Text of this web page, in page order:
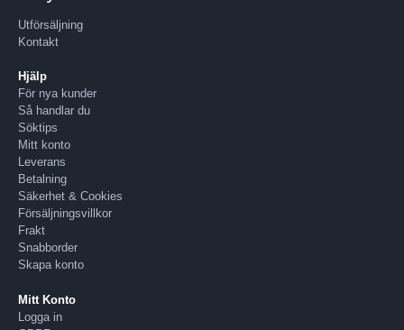
Utförsäljning
Kontakt
Hjälp
För nya kunder
Så handlar du
Söktips
Mitt konto
Leverans
Betalning
Säkerhet & Cookies
Försäljningsvillkor
Frakt
Snabborder
Skapa konto
Mitt Konto
Logga in